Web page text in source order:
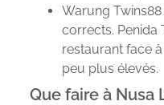
Warung
corrects. Penida
restaurant face
peu plus élevés.
Que faire à Nusa